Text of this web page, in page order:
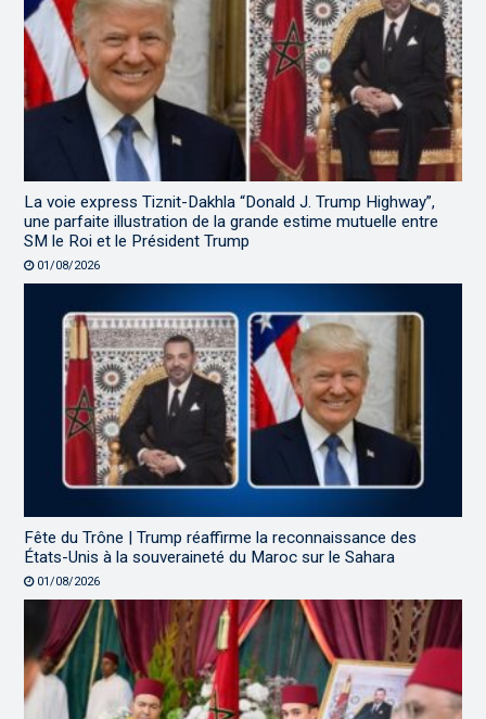
La voie express Tiznit-Dakhla “Donald J. Trump Highway”,
une parfaite illustration de la grande estime mutuelle entre
SM le Roi et le Président Trump
01/08/2026
Fête du Trône | Trump réaffirme la reconnaissance des
États-Unis à la souveraineté du Maroc sur le Sahara
01/08/2026